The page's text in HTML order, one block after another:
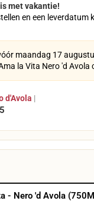
met vakantie!
en een leverdatum
maandag 17
la Vita Nero 'd Avola
d'Avola |
- Nero 'd Avola